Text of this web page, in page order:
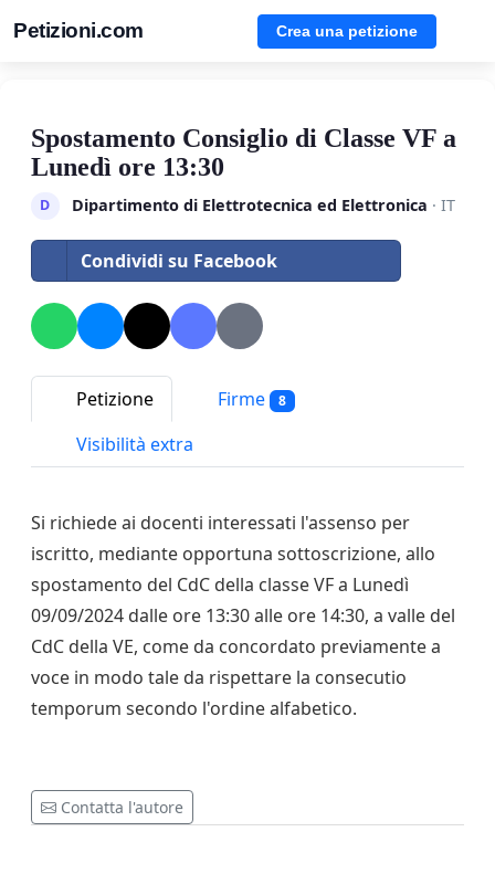
Petizioni.com Crea una petizione
Spostamento Consiglio di Classe VF a
Lunedì ore 13:30
D Dipartimento di Elettrotecnica ed Elettronica · IT
Condividi su Facebook
Petizione Firme 8
Visibilità extra
Si richiede ai docenti interessati l'assenso per
iscritto, mediante opportuna sottoscrizione, allo
spostamento del CdC della classe VF a Lunedì
09/09/2024 dalle ore 13:30 alle ore 14:30, a valle del
CdC della VE, come da concordato previamente a
voce in modo tale da rispettare la consecutio
temporum secondo l'ordine alfabetico.
Contatta l'autore